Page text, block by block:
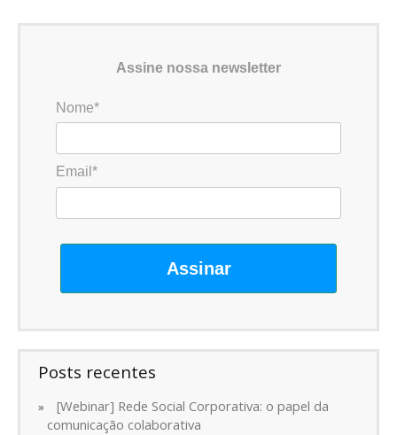
Assine nossa newsletter
Nome*
Email*
Assinar
Posts recentes
[Webinar] Rede Social Corporativa: o papel da
comunicação colaborativa